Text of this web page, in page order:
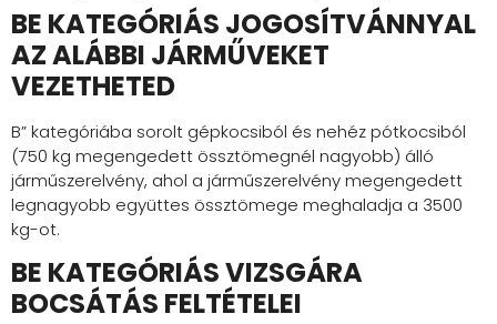
BE KATEGÓRIÁS JOGOSÍTVÁNNYAL
AZ ALÁBBI JÁRMŰVEKET
VEZETHETED
B” kategóriába sorolt gépkocsiból és nehéz pótkocsiból
(750 kg megengedett össztömegnél nagyobb) álló
járműszerelvény, ahol a járműszerelvény megengedett
legnagyobb együttes össztömege meghaladja a 3500
kg-ot.
BE KATEGÓRIÁS VIZSGÁRA
BOCSÁTÁS FELTÉTELEI